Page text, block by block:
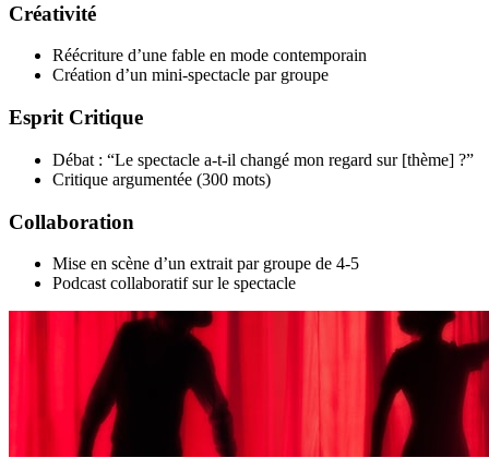
Créativité
Réécriture d’une fable en mode contemporain
Création d’un mini-spectacle par groupe
Esprit Critique
Débat : “Le spectacle a-t-il changé mon regard sur [thème] ?”
Critique argumentée (300 mots)
Collaboration
Mise en scène d’un extrait par groupe de 4-5
Podcast collaboratif sur le spectacle